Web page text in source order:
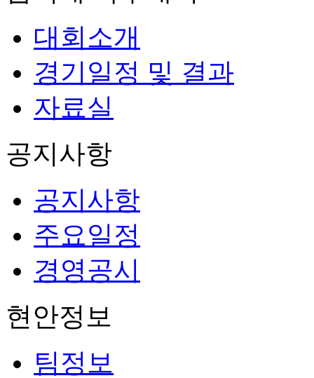
대회소개
경기일정 및 결과
자료실
공지사항
공지사항
주요일정
경영공시
현안정보
팀정보